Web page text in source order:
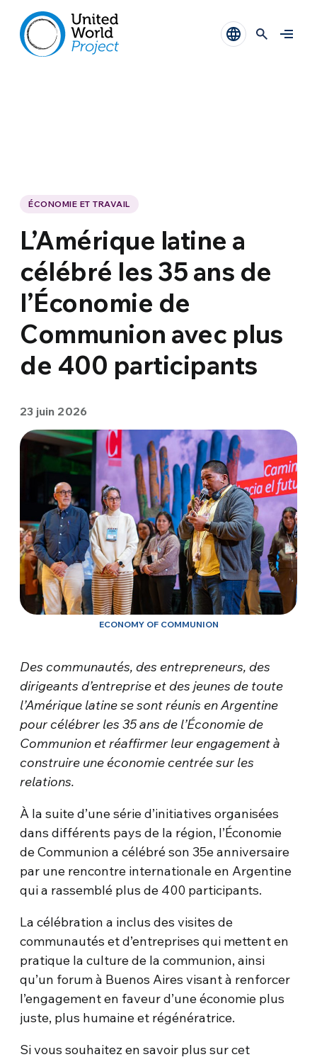
ÉCONOMIE ET TRAVAIL
L’Amérique latine a
célébré les 35 ans de
l’Économie de
Communion avec plus
de 400 participants
23 juin 2026
ECONOMY OF COMMUNION
Des communautés, des entrepreneurs, des
dirigeants d’entreprise et des jeunes de toute
l’Amérique latine se sont réunis en Argentine
pour célébrer les 35 ans de l’Économie de
Communion et réaffirmer leur engagement à
construire une économie centrée sur les
relations.
À la suite d’une série d’initiatives organisées
dans différents pays de la région, l’Économie
de Communion a célébré son 35e anniversaire
par une rencontre internationale en Argentine
qui a rassemblé plus de 400 participants.
La célébration a inclus des visites de
communautés et d’entreprises qui mettent en
pratique la culture de la communion, ainsi
qu’un forum à Buenos Aires visant à renforcer
l’engagement en faveur d’une économie plus
juste, plus humaine et régénératrice.
Si vous souhaitez en savoir plus sur cet